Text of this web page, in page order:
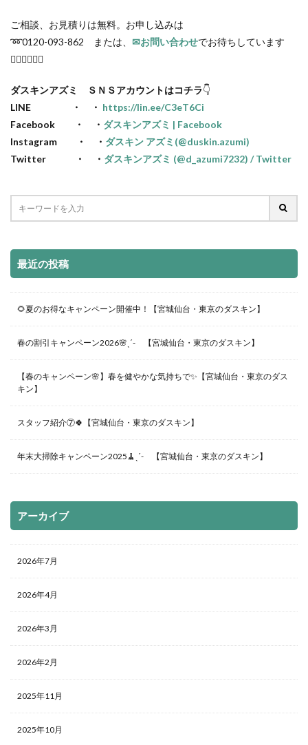
ご相談、お見積りは無料。お申し込みは
➿0120-093-862 または、 ✉お問い合わせでお待ちしています
🙋🏻‍♂️🙋🏻‍♀️
ダスキンアズミ ＳＮＳアカウントはコチラ👇
LINE ・ ・ https://lin.ee/C3eT6Ci
Facebook ・ ・ ダスキンアズミ | Facebook
Instagram ・ ・ ダスキン アズミ(@duskin.azumi)
Twitter ・ ・ ダスキンアズミ (@d_azumi7232) / Twitter
最近の投稿
🌻夏のお得なキャンペーン開催中！【宮城仙台・東京のダスキン】
春の割引キャンペーン2026🌸ˎˊ- 【宮城仙台・東京のダスキン】
【春のキャンペーン🌸】春を健やかな気持ちで✨【宮城仙台・東京のダス
キン】
スタッフ紹介⑦🍀【宮城仙台・東京のダスキン】
年末大掃除キャンペーン2025🧹ˎˊ- 【宮城仙台・東京のダスキン】
アーカイブ
2026年7月
2026年4月
2026年3月
2026年2月
2025年11月
2025年10月